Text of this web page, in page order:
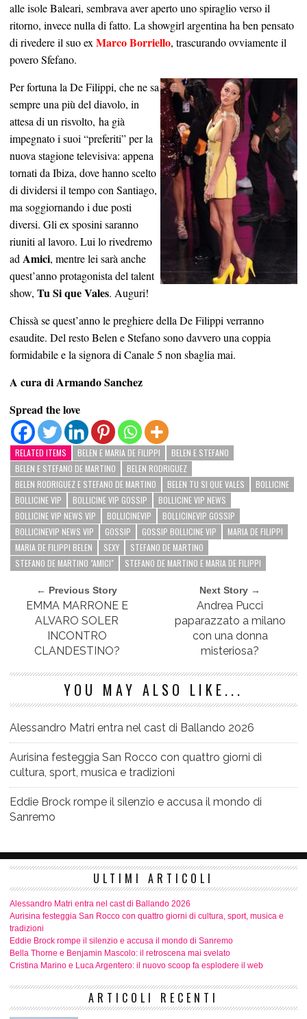
alle isole Baleari, sembrava aver aperto uno spiraglio verso il
ritorno, invece nulla di fatto. La showgirl argentina ha ben pensato
di rivedere il suo exMarco Borriello, trascurando ovviamente il
povero Sfefano.
Per fortuna la De Filippi, che ne sa
sempre una più del diavolo, in
attesa di un risvolto, ha già
impegnato i suoi “preferiti” per la
nuova stagione televisiva: appena
tornati da Ibiza, dove hanno scelto
di dividersi il tempo con Santiago,
ma soggiornando i due posti
diversi. Gli ex sposini saranno
riuniti al lavoro. Lui lo rivedremo
adAmici, mentre lei sarà anche
quest’anno protagonista del talent
show, Tu Si que Vales. Auguri!
Chissà se quest’anno le preghiere della De Filippi verranno
esaudite. Del resto Belen e Stefano sono davvero una coppia
formidabile e la signora di Canale 5 non sbaglia mai.
A cura di Armando Sanchez
Spread the love
RELATED ITEMS BELEN E MARIA DE FILIPPI
BELEN E STEFANO
BELEN E STEFANO DE MARTINO
BELEN RODRIGUEZ
BELEN RODRIGUEZ E STEFANO DE MARTINO
BELEN TU SI QUE VALES
BOLLICINE
BOLLICINE VIP
BOLLICINE VIP GOSSIP
BOLLICINE VIP NEWS
BOLLICINE VIP NEWS VIP
BOLLICINEVIP
BOLLICINEVIP GOSSIP
BOLLICINEVIP NEWS VIP
GOSSIP GOSSIP BOLLICINE VIP
MARIA DE FILIPPI
MARIA DE FILIPPI BELEN
SEXY
STEFANO DE MARTINO
STEFANO DE MARTINO "AMICI"
STEFANO DE MARTINO E MARIA DE FILIPPI
← Previous Story
EMMA MARRONE E
ALVARO SOLER
INCONTRO
CLANDESTINO?
Next Story →
Andrea Pucci
paparazzato a milano
con una donna
misteriosa?
YOU MAY ALSO LIKE...
Alessandro Matri entra nel cast di Ballando 2026
Aurisina festeggia San Rocco con quattro giorni di
cultura, sport, musica e tradizioni
Eddie Brock rompe il silenzio e accusa il mondo di
Sanremo
ULTIMI ARTICOLI
Alessandro Matri entra nel cast di Ballando 2026
Aurisina festeggia San Rocco con quattro giorni di cultura, sport, musica e
tradizioni
Eddie Brock rompe il silenzio e accusa il mondo di Sanremo
Bella Thorne e Benjamin Mascolo: il retroscena mai svelato
Cristina Marino e Luca Argentero: il nuovo scoop fa esplodere il web
ARTICOLI RECENTI